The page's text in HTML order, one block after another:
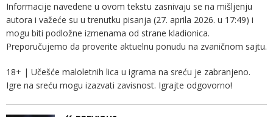
Informacije navedene u ovom tekstu zasnivaju se na mišljenju
autora i važeće su u trenutku pisanja (27. aprila 2026. u 17:49) i
mogu biti podložne izmenama od strane kladionica.
Preporučujemo da proverite aktuelnu ponudu na zvaničnom sajtu.
18+ | Učešće maloletnih lica u igrama na sreću je zabranjeno.
Igre na sreću mogu izazvati zavisnost. Igrajte odgovorno!